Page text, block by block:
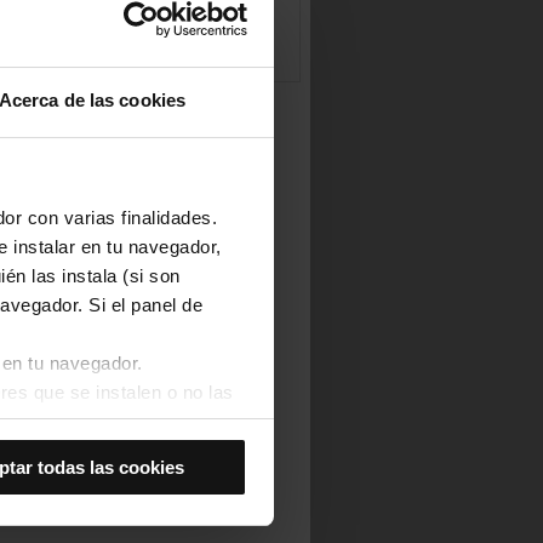
Acerca de las cookies
con varias finalidades.
instalar en tu navegador,
las instala (si son
Si el panel de
tu navegador.
que se instalen o no las
cookies de
todas las cookies